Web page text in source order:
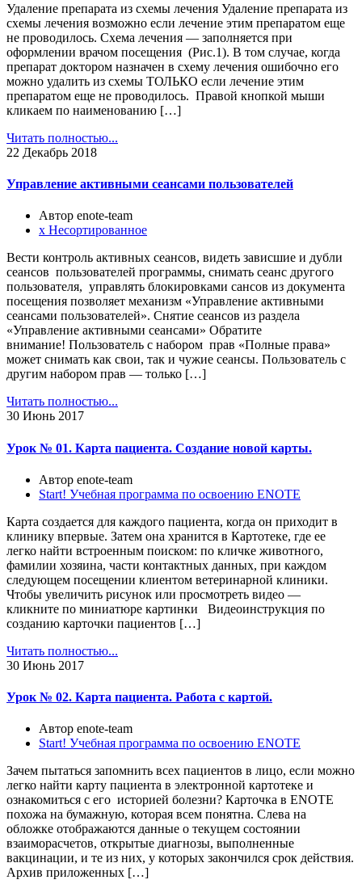
Удаление препарата из схемы лечения Удаление препарата из
схемы лечения возможно если лечение этим препаратом еще
не проводилось. Схема лечения — заполняется при
оформлении врачом посещения (Рис.1). В том случае, когда
препарат доктором назначен в схему лечения ошибочно его
можно удалить из схемы ТОЛЬКО если лечение этим
препаратом еще не проводилось. Правой кнопкой мыши
кликаем по наименованию […]
Читать полностью...
22 Декабрь 2018
Управление активными сеансами пользователей
Автор enote-team
х Несортированное
Вести контроль активных сеансов, видеть зависшие и дубли
сеансов пользователей программы, снимать сеанс другого
пользователя, управлять блокировками сансов из документа
посещения позволяет механизм «Управление активными
сеансами пользователей». Снятие сеансов из раздела
«Управление активными сеансами» Обратите
внимание! Пользователь с набором прав «Полные права»
может снимать как свои, так и чужие сеансы. Пользователь с
другим набором прав — только […]
Читать полностью...
30 Июнь 2017
Урок № 01. Карта пациента. Создание новой карты.
Автор enote-team
Start! Учебная программа по освоению ENOTE
Карта создается для каждого пациента, когда он приходит в
клинику впервые. Затем она хранится в Картотеке, где ее
легко найти встроенным поиском: по кличке животного,
фамилии хозяина, части контактных данных, при каждом
следующем посещении клиентом ветеринарной клиники.
Чтобы увеличить рисунок или просмотреть видео —
кликните по миниатюре картинки Видеоинструкция по
созданию карточки пациентов […]
Читать полностью...
30 Июнь 2017
Урок № 02. Карта пациента. Работа с картой.
Автор enote-team
Start! Учебная программа по освоению ENOTE
Зачем пытаться запомнить всех пациентов в лицо, если можно
легко найти карту пациента в электронной картотеке и
ознакомиться с его историей болезни? Карточка в ENOTE
похожа на бумажную, которая всем понятна. Слева на
обложке отображаются данные о текущем состоянии
взаиморасчетов, открытые диагнозы, выполненные
вакцинации, и те из них, у которых закончился срок действия.
Архив приложенных […]